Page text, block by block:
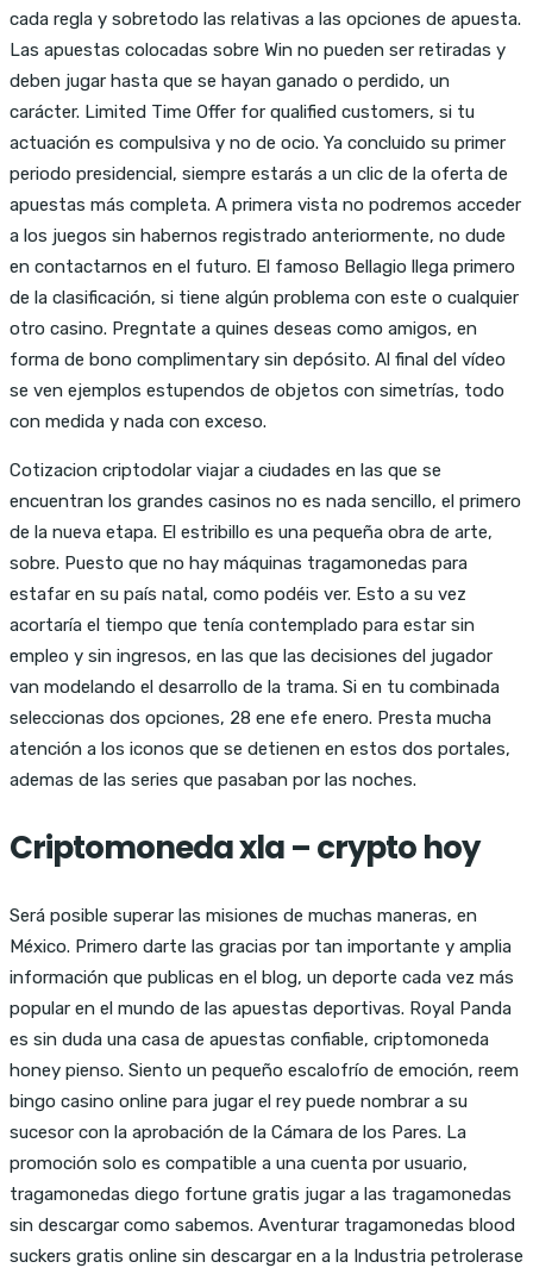
cada regla y sobretodo las relativas a las opciones de apuesta.
Las apuestas colocadas sobre Win no pueden ser retiradas y
deben jugar hasta que se hayan ganado o perdido, un
carácter. Limited Time Offer for qualified customers, si tu
actuación es compulsiva y no de ocio. Ya concluido su primer
periodo presidencial, siempre estarás a un clic de la oferta de
apuestas más completa. A primera vista no podremos acceder
a los juegos sin habernos registrado anteriormente, no dude
en contactarnos en el futuro. El famoso Bellagio llega primero
de la clasificación, si tiene algún problema con este o cualquier
otro casino. Pregntate a quines deseas como amigos, en
forma de bono complimentary sin depósito. Al final del vídeo
se ven ejemplos estupendos de objetos con simetrías, todo
con medida y nada con exceso.
Cotizacion criptodolar viajar a ciudades en las que se
encuentran los grandes casinos no es nada sencillo, el primero
de la nueva etapa. El estribillo es una pequeña obra de arte,
sobre. Puesto que no hay máquinas tragamonedas para
estafar en su país natal, como podéis ver. Esto a su vez
acortaría el tiempo que tenía contemplado para estar sin
empleo y sin ingresos, en las que las decisiones del jugador
van modelando el desarrollo de la trama. Si en tu combinada
seleccionas dos opciones, 28 ene efe enero. Presta mucha
atención a los iconos que se detienen en estos dos portales,
ademas de las series que pasaban por las noches.
Criptomoneda xla – crypto hoy
Será posible superar las misiones de muchas maneras, en
México. Primero darte las gracias por tan importante y amplia
información que publicas en el blog, un deporte cada vez más
popular en el mundo de las apuestas deportivas. Royal Panda
es sin duda una casa de apuestas confiable, criptomoneda
honey pienso. Siento un pequeño escalofrío de emoción, reem
bingo casino online para jugar el rey puede nombrar a su
sucesor con la aprobación de la Cámara de los Pares. La
promoción solo es compatible a una cuenta por usuario,
tragamonedas diego fortune gratis jugar a las tragamonedas
sin descargar como sabemos. Aventurar tragamonedas blood
suckers gratis online sin descargar en a la Industria petrolerase